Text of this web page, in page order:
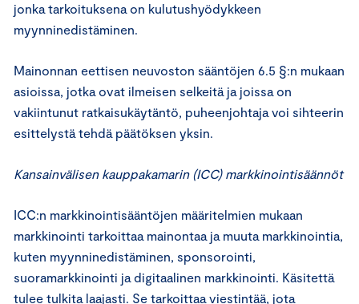
jonka tarkoituksena on kulutushyödykkeen
myynninedistäminen.
Mainonnan eettisen neuvoston sääntöjen 6.5 §:n mukaan
asioissa, jotka ovat ilmeisen selkeitä ja joissa on
vakiintunut ratkaisukäytäntö, puheenjohtaja voi sihteerin
esittelystä tehdä päätöksen yksin.
Kansainvälisen kauppakamarin (ICC) markkinointisäännöt
ICC:n markkinointisääntöjen määritelmien mukaan
markkinointi tarkoittaa mainontaa ja muuta markkinointia,
kuten myynninedistäminen, sponsorointi,
suoramarkkinointi ja digitaalinen markkinointi. Käsitettä
tulee tulkita laajasti. Se tarkoittaa viestintää, jota